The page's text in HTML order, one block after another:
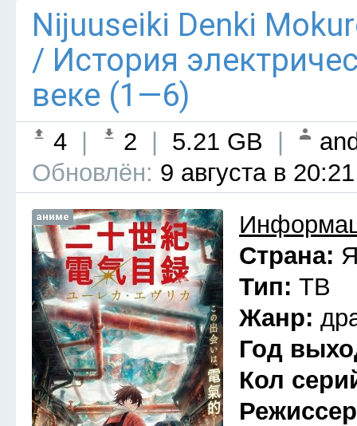
Nijuuseiki Denki
/ История
веке (1—6)
4 2 5.21 GB
Обновлён: 9 августа в 20:21
аниме
Страна:
Тип: ТВ
Жанр:
Год
Кол